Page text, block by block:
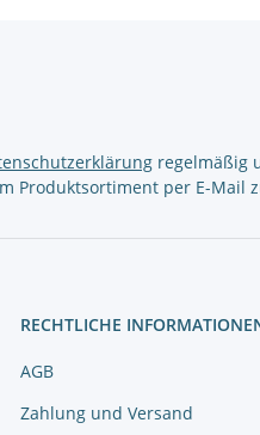
regelmäßig
Produktsortiment per E-Mail
RECHTLICHE
AGB
Zahlung und Versand